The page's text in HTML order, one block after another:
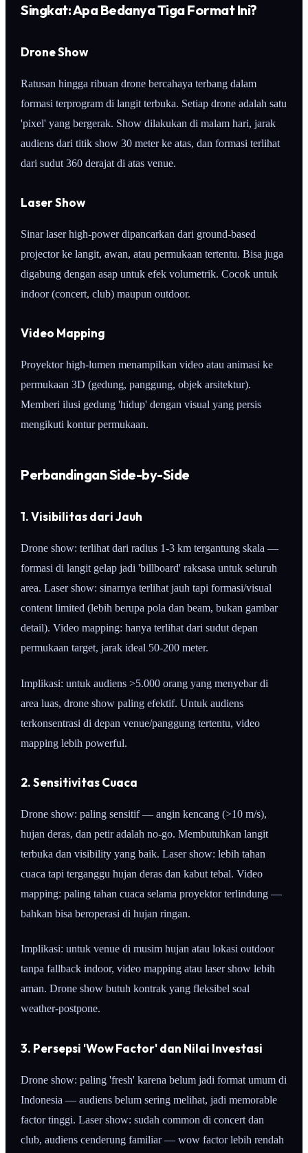
Singkat: Apa Bedanya Tiga Format Ini?
Drone Show
Ratusan hingga ribuan drone bercahaya terbang dalam
formasi terprogram di langit terbuka. Setiap drone adalah satu
'pixel' yang bergerak. Show dilakukan di malam hari, jarak
audiens dari titik show 30 meter ke atas, dan formasi terlihat
dari sudut 360 derajat di atas venue.
Laser Show
Sinar laser high-power dipancarkan dari ground-based
projector ke langit, awan, atau permukaan tertentu. Bisa juga
digabung dengan asap untuk efek volumetrik. Cocok untuk
indoor (concert, club) maupun outdoor.
Video Mapping
Proyektor high-lumen menampilkan video atau animasi ke
permukaan 3D (gedung, panggung, objek arsitektur).
Memberi ilusi gedung 'hidup' dengan visual yang persis
mengikuti kontur permukaan.
Perbandingan Side-by-Side
1. Visibilitas dari Jauh
Drone show: terlihat dari radius 1-3 km tergantung skala —
formasi di langit gelap jadi 'billboard' raksasa untuk seluruh
area. Laser show: sinarnya terlihat jauh tapi formasi/visual
content limited (lebih berupa pola dan beam, bukan gambar
detail). Video mapping: hanya terlihat dari sudut depan
permukaan target, jarak ideal 50-200 meter.
Implikasi: untuk audiens >5.000 orang yang menyebar di
area luas, drone show paling efektif. Untuk audiens
terkonsentrasi di depan venue/panggung tertentu, video
mapping lebih powerful.
2. Sensitivitas Cuaca
Drone show: paling sensitif — angin kencang (>10 m/s),
hujan deras, dan petir adalah no-go. Membutuhkan langit
terbuka dan visibility yang baik. Laser show: lebih tahan
cuaca tapi terganggu hujan deras dan kabut tebal. Video
mapping: paling tahan cuaca selama proyektor terlindung —
bahkan bisa beroperasi di hujan ringan.
Implikasi: untuk venue di musim hujan atau lokasi outdoor
tanpa fallback indoor, video mapping atau laser show lebih
aman. Drone show butuh kontrak yang fleksibel soal
weather-postpone.
3. Persepsi 'Wow Factor' dan Nilai Investasi
Drone show: paling 'fresh' karena belum jadi format umum di
Indonesia — audiens belum sering melihat, jadi memorable
factor tinggi. Laser show: sudah common di concert dan
club, audiens cenderung familiar — wow factor lebih rendah